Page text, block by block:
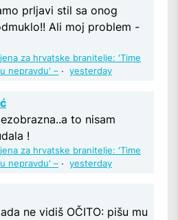
prljavi stil sa onog
Ali moj problem -
za hrvatske branitelje: 'Time
nepravdu' – · yesterday
to nisam
!
za hrvatske branitelje: 'Time
nepravdu' – · yesterday
ne vidiš OČITO: pišu mu